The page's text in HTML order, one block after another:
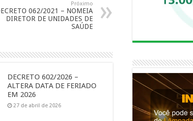
Próximo
062/2021 – NOMEIA
DIRETOR DE UNIDADES DE
SAÚDE
DECRETO 602/2026 –
ALTERA DATA DE FERIADO
EM 2026
27 de abril de 2026